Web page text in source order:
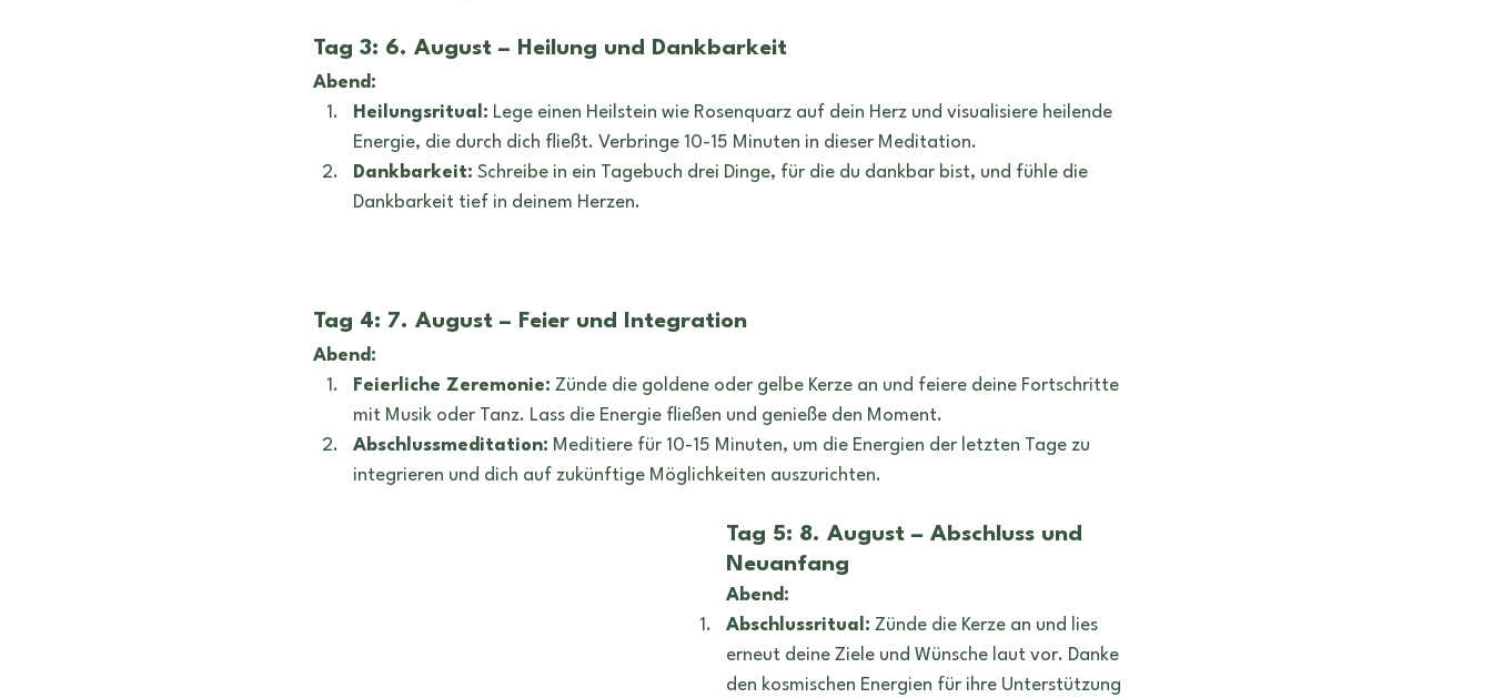
Tag 3: 6. August – Heilung und Dankbarkeit
Abend:
Heilungsritual: Lege einen Heilstein wie Rosenquarz auf dein Herz und visualisiere heilende
Energie, die durch dich fließt. Verbringe 10-15 Minuten in dieser Meditation.
Dankbarkeit: Schreibe in ein Tagebuch drei Dinge, für die du dankbar bist, und fühle die
Dankbarkeit tief in deinem Herzen.
Tag 4: 7. August – Feier und Integration
Abend:
Feierliche Zeremonie: Zünde die goldene oder gelbe Kerze an und feiere deine Fortschritte
mit Musik oder Tanz. Lass die Energie fließen und genieße den Moment.
Abschlussmeditation: Meditiere für 10-15 Minuten, um die Energien der letzten Tage zu
integrieren und dich auf zukünftige Möglichkeiten auszurichten.
Tag 5: 8. August – Abschluss und
Neuanfang
Abend:
Abschlussritual: Zünde die Kerze an und lies
erneut deine Ziele und Wünsche laut vor. Danke
den kosmischen Energien für ihre Unterstützung